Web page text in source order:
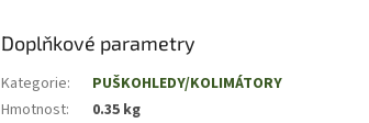
Doplňkové parametry
Kategorie:
PUŠKOHLEDY/KOLIMÁTORY
Hmotnost: 0.35 kg